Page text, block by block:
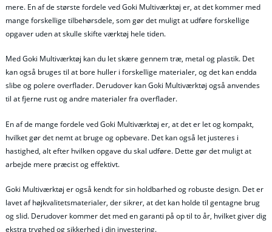
mere. En af de største fordele ved Goki Multiværktøj er, at det kommer med
mange forskellige tilbehørsdele, som gør det muligt at udføre forskellige
opgaver uden at skulle skifte værktøj hele tiden.
Med Goki Multiværktøj kan du let skære gennem træ, metal og plastik. Det
kan også bruges til at bore huller i forskellige materialer, og det kan endda
slibe og polere overflader. Derudover kan Goki Multiværktøj også anvendes
til at fjerne rust og andre materialer fra overflader.
En af de mange fordele ved Goki Multiværktøj er, at det er let og kompakt,
hvilket gør det nemt at bruge og opbevare. Det kan også let justeres i
hastighed, alt efter hvilken opgave du skal udføre. Dette gør det muligt at
arbejde mere præcist og effektivt.
Goki Multiværktøj er også kendt for sin holdbarhed og robuste design. Det er
lavet af højkvalitetsmaterialer, der sikrer, at det kan holde til gentagne brug
og slid. Derudover kommer det med en garanti på op til to år, hvilket giver dig
ekstra tryghed og sikkerhed i din investering.